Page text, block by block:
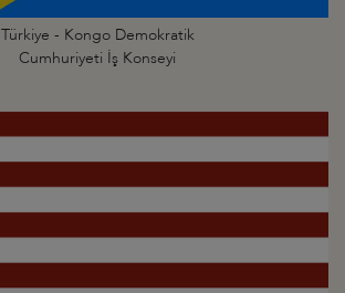
Türkiye - Kongo Demokratik
Cumhuriyeti İş Konseyi